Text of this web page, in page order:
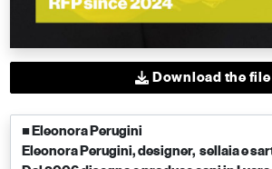
Download the file